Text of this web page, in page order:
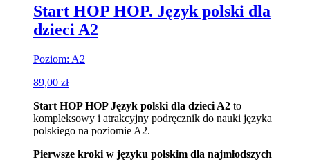
Start HOP HOP. Język polski dla
dzieci A2
Poziom: A2
89,00 zł
Start HOP HOP Język polski dla dzieci A2 to
kompleksowy i atrakcyjny podręcznik do nauki języka
polskiego na poziomie A2.
Pierwsze kroki w języku polskim dla najmłodszych